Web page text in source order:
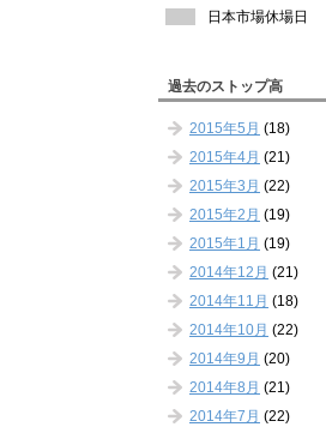
日本市場休場日
過去のストップ高
2015年5月 (18)
2015年4月 (21)
2015年3月 (22)
2015年2月 (19)
2015年1月 (19)
2014年12月 (21)
2014年11月 (18)
2014年10月 (22)
2014年9月 (20)
2014年8月 (21)
2014年7月 (22)